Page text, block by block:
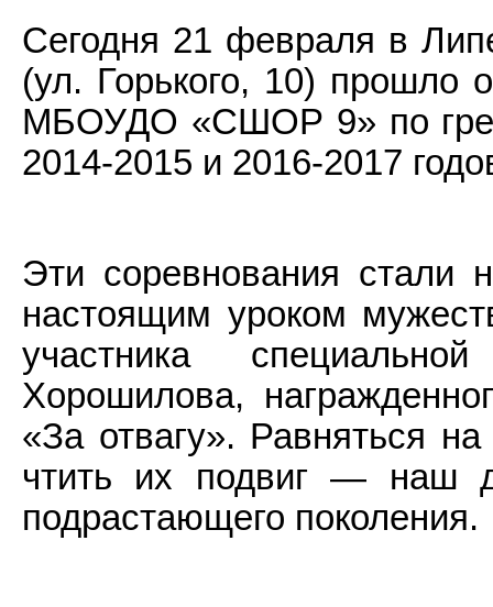
Сегодня 21 февраля в
(ул. Горького, 10) прошло
МБОУДО «СШОР 9» по
2014-2015 и 2016-2017
Эти соревнования стали
настоящим уроком
участника
Хорошилова,
«За отвагу». Равняться
чтить их подвиг — наш
подрастающего поколения.